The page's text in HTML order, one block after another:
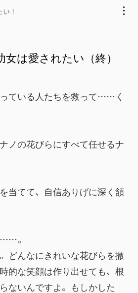
！
は愛されたい（終）
ている人たちを救って……く
ノの花びらにすべて任せるナ
当てて、自信ありげに深く頷
。
どんなにきれいな花びらを撒
的な笑顔は作り出せても、根
ないんですよ。もしかした